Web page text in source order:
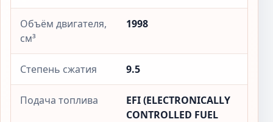
Объём двигателя,
см³
1998
Степень сжатия 9.5
Подача топлива
EFI (ELECTRONICALLY
CONTROLLED FUEL